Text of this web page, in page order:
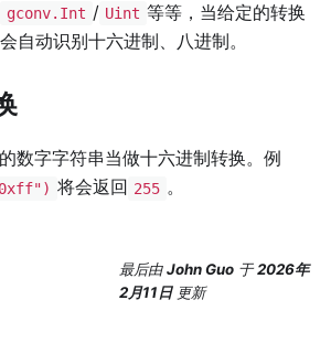
gconv.Int / Uint 等等，当给定的转换
自动识别十六进制、八进制。
数字字符串当做十六进制转换。例
将会返回 255 。
最后由John Guo 于2026年
2月11日 更新